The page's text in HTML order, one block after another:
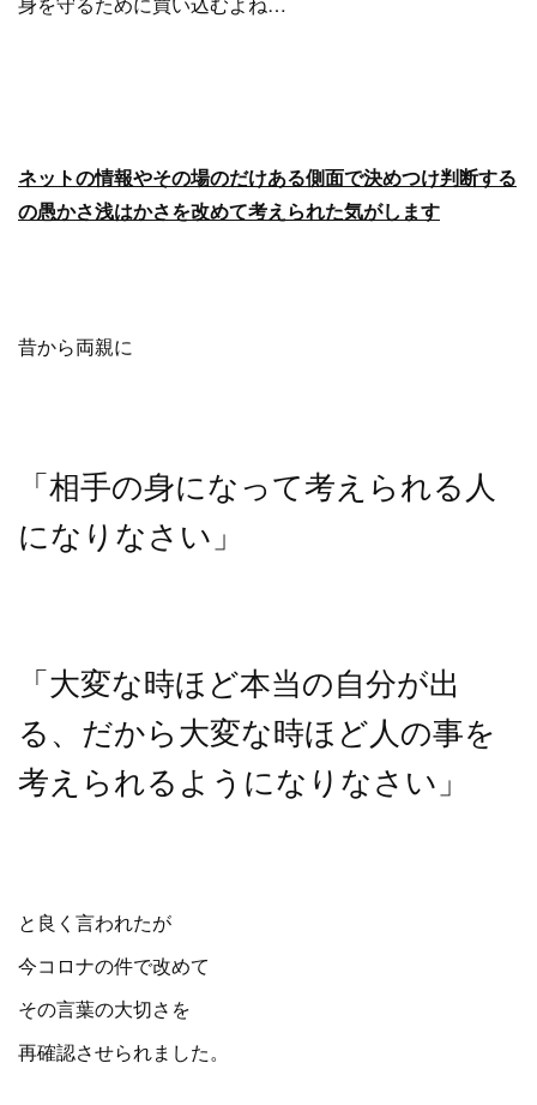
ネットの情報やその場のだけある側面で決めつけ判断する
の愚かさ浅はかさを改めて考えられた気がします
昔から両親に
「相手の身になって考えられる人
になりなさい」
「大変な時ほど本当の自分が出
る、だから大変な時ほど人の事を
考えられるようになりなさい」
と良く言われたが
今コロナの件で改めて
その言葉の大切さを
再確認させられました。